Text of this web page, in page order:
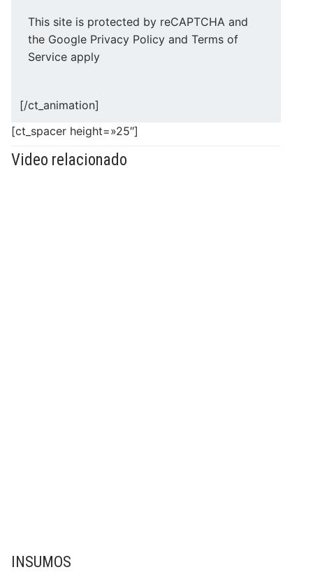
This site is protected by reCAPTCHA and
the Google Privacy Policy and Terms of
Service apply
[/ct_animation]
[ct_spacer height=»25″]
Video relacionado
INSUMOS